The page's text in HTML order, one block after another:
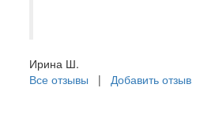
Ирина Ш.
Все отзывы | Добавить отзыв